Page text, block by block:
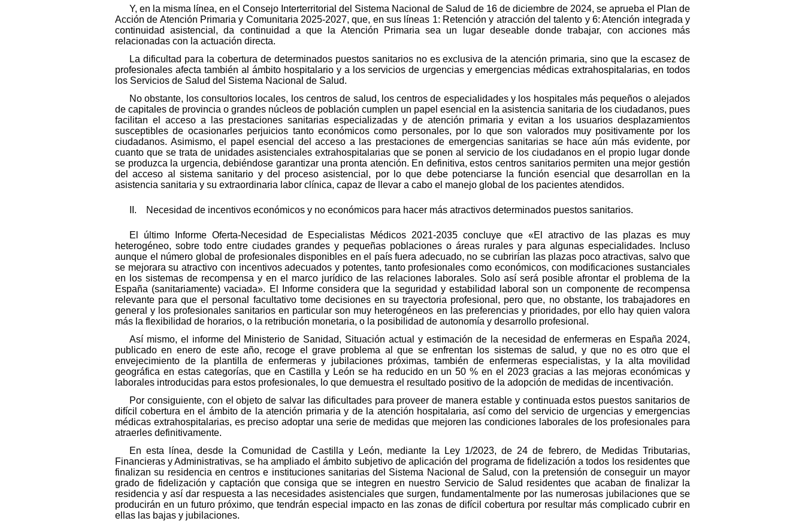
Y, en la misma línea, en el Consejo Interterritorial del Sistema Nacional de Salud de 16 de diciembre de 2024, se aprueba el Plan de
Acción de Atención Primaria y Comunitaria 2025-2027, que, en sus líneas 1: Retención y atracción del talento y 6: Atención integrada y
continuidad asistencial, da continuidad a que la Atención Primaria sea un lugar deseable donde trabajar, con acciones más
relacionadas con la actuación directa.
La dificultad para la cobertura de determinados puestos sanitarios no es exclusiva de la atención primaria, sino que la escasez de
profesionales afecta también al ámbito hospitalario y a los servicios de urgencias y emergencias médicas extrahospitalarias, en todos
los Servicios de Salud del Sistema Nacional de Salud.
No obstante, los consultorios locales, los centros de salud, los centros de especialidades y los hospitales más pequeños o alejados
de capitales de provincia o grandes núcleos de población cumplen un papel esencial en la asistencia sanitaria de los ciudadanos, pues
facilitan el acceso a las prestaciones sanitarias especializadas y de atención primaria y evitan a los usuarios desplazamientos
susceptibles de ocasionarles perjuicios tanto económicos como personales, por lo que son valorados muy positivamente por los
ciudadanos. Asimismo, el papel esencial del acceso a las prestaciones de emergencias sanitarias se hace aún más evidente, por
cuanto que se trata de unidades asistenciales extrahospitalarias que se ponen al servicio de los ciudadanos en el propio lugar donde
se produzca la urgencia, debiéndose garantizar una pronta atención. En definitiva, estos centros sanitarios permiten una mejor gestión
del acceso al sistema sanitario y del proceso asistencial, por lo que debe potenciarse la función esencial que desarrollan en la
asistencia sanitaria y su extraordinaria labor clínica, capaz de llevar a cabo el manejo global de los pacientes atendidos.
II. Necesidad de incentivos económicos y no económicos para hacer más atractivos determinados puestos sanitarios.
El último Informe Oferta-Necesidad de Especialistas Médicos 2021-2035 concluye que «El atractivo de las plazas es muy
heterogéneo, sobre todo entre ciudades grandes y pequeñas poblaciones o áreas rurales y para algunas especialidades. Incluso
aunque el número global de profesionales disponibles en el país fuera adecuado, no se cubrirían las plazas poco atractivas, salvo que
se mejorara su atractivo con incentivos adecuados y potentes, tanto profesionales como económicos, con modificaciones sustanciales
en los sistemas de recompensa y en el marco jurídico de las relaciones laborales. Solo así será posible afrontar el problema de la
España (sanitariamente) vaciada». El Informe considera que la seguridad y estabilidad laboral son un componente de recompensa
relevante para que el personal facultativo tome decisiones en su trayectoria profesional, pero que, no obstante, los trabajadores en
general y los profesionales sanitarios en particular son muy heterogéneos en las preferencias y prioridades, por ello hay quien valora
más la flexibilidad de horarios, o la retribución monetaria, o la posibilidad de autonomía y desarrollo profesional.
Así mismo, el informe del Ministerio de Sanidad, Situación actual y estimación de la necesidad de enfermeras en España 2024,
publicado en enero de este año, recoge el grave problema al que se enfrentan los sistemas de salud, y que no es otro que el
envejecimiento de la plantilla de enfermeras y jubilaciones próximas, también de enfermeras especialistas, y la alta movilidad
geográfica en estas categorías, que en Castilla y León se ha reducido en un 50 % en el 2023 gracias a las mejoras económicas y
laborales introducidas para estos profesionales, lo que demuestra el resultado positivo de la adopción de medidas de incentivación.
Por consiguiente, con el objeto de salvar las dificultades para proveer de manera estable y continuada estos puestos sanitarios de
difícil cobertura en el ámbito de la atención primaria y de la atención hospitalaria, así como del servicio de urgencias y emergencias
médicas extrahospitalarias, es preciso adoptar una serie de medidas que mejoren las condiciones laborales de los profesionales para
atraerles definitivamente.
En esta línea, desde la Comunidad de Castilla y León, mediante la Ley 1/2023, de 24 de febrero, de Medidas Tributarias,
Financieras y Administrativas, se ha ampliado el ámbito subjetivo de aplicación del programa de fidelización a todos los residentes que
finalizan su residencia en centros e instituciones sanitarias del Sistema Nacional de Salud, con la pretensión de conseguir un mayor
grado de fidelización y captación que consiga que se integren en nuestro Servicio de Salud residentes que acaban de finalizar la
residencia y así dar respuesta a las necesidades asistenciales que surgen, fundamentalmente por las numerosas jubilaciones que se
producirán en un futuro próximo, que tendrán especial impacto en las zonas de difícil cobertura por resultar más complicado cubrir en
ellas las bajas y jubilaciones.